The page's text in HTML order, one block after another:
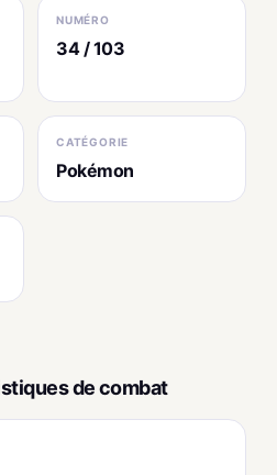
NUMÉRO
34 / 103
CATÉGORIE
Pokémon
de combat